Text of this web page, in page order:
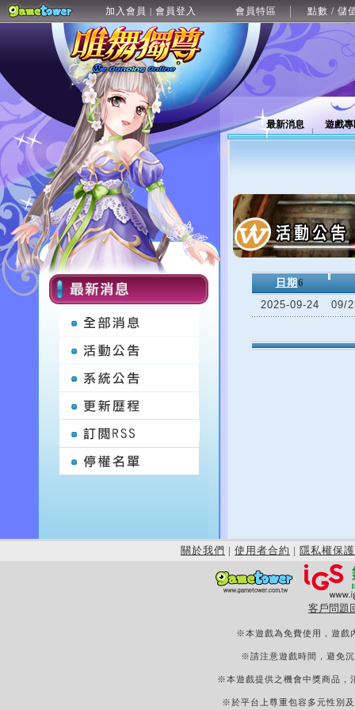
加入會員 | 會員登入 會員特區 點數 / 儲
最新消息 遊戲
日期 6
2025-09-24
09/
關於我們 | 使用者合約 | 隱私權保護
客戶問題
※本遊戲為免費使用，遊戲
※請注意遊戲時間，避免
※本遊戲提供之機會中獎商品，
※於平台上尊重包容多元性別